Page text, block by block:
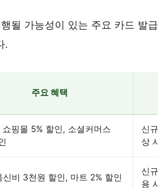
될 가능성이 있는 주요 카드 발
.
주요 혜택
쇼핑몰 5% 할인, 소셜커머스
신
상
신비 3천원 할인, 마트 2% 할인
신
용